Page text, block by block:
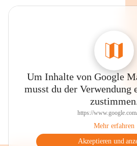
Um Inhalte von Google
musst du der Verwendung
https://
Mehr erfahren
Akzeptieren und